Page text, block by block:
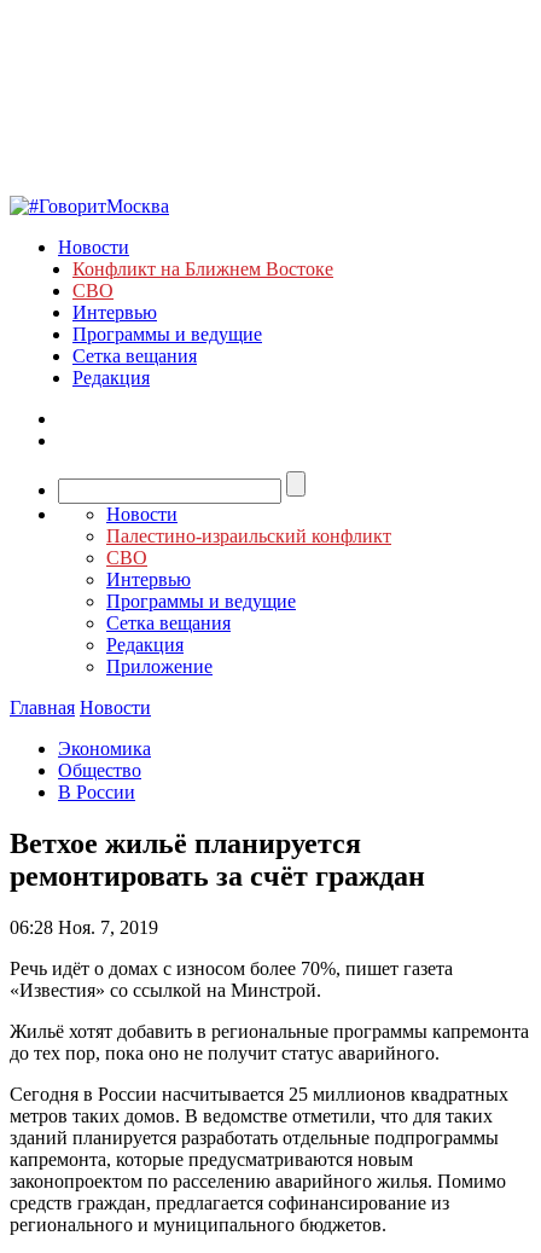
Новости
Конфликт на Ближнем Востоке
СВО
Интервью
Программы и ведущие
Сетка вещания
Редакция
Новости
Палестино-израильский конфликт
СВО
Интервью
Программы и ведущие
Сетка вещания
Редакция
Приложение
Главная Новости
Экономика
Общество
В России
Ветхое жильё планируется
ремонтировать за счёт граждан
06:28 Ноя. 7, 2019
Речь идёт о домах с износом более 70%, пишет газета
«Известия» со ссылкой на Минстрой.
Жильё хотят добавить в региональные программы капремонта
до тех пор, пока оно не получит статус аварийного.
Сегодня в России насчитывается 25 миллионов квадратных
метров таких домов. В ведомстве отметили, что для таких
зданий планируется разработать отдельные подпрограммы
капремонта, которые предусматриваются новым
законопроектом по расселению аварийного жилья. Помимо
средств граждан, предлагается софинансирование из
регионального и муниципального бюджетов.